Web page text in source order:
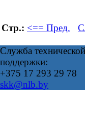
Стр.: <== Пред.
Служба технической
поддержки:
+375 17 293 29 78
skk@nlb.by